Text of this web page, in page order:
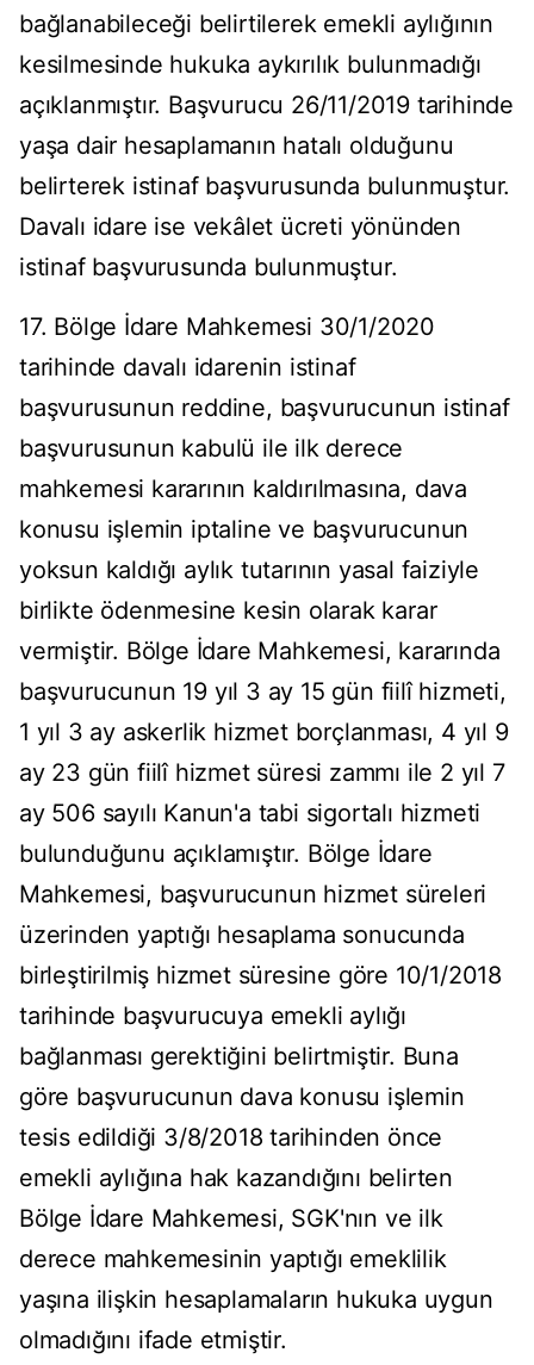
bağlanabileceği belirtilerek emekli aylığının
kesilmesinde hukuka aykırılık bulunmadığı
açıklanmıştır. Başvurucu 26/11/2019 tarihinde
yaşa dair hesaplamanın hatalı olduğunu
belirterek istinaf başvurusunda bulunmuştur.
Davalı idare ise vekâlet ücreti yönünden
istinaf başvurusunda bulunmuştur.
17. Bölge İdare Mahkemesi 30/1/2020
tarihinde davalı idarenin istinaf
başvurusunun reddine, başvurucunun istinaf
başvurusunun kabulü ile ilk derece
mahkemesi kararının kaldırılmasına, dava
konusu işlemin iptaline ve başvurucunun
yoksun kaldığı aylık tutarının yasal faiziyle
birlikte ödenmesine kesin olarak karar
vermiştir. Bölge İdare Mahkemesi, kararında
başvurucunun 19 yıl 3 ay 15 gün fiilî hizmeti,
1 yıl 3 ay askerlik hizmet borçlanması, 4 yıl 9
ay 23 gün fiilî hizmet süresi zammı ile 2 yıl 7
ay 506 sayılı Kanun'a tabi sigortalı hizmeti
bulunduğunu açıklamıştır. Bölge İdare
Mahkemesi, başvurucunun hizmet süreleri
üzerinden yaptığı hesaplama sonucunda
birleştirilmiş hizmet süresine göre 10/1/2018
tarihinde başvurucuya emekli aylığı
bağlanması gerektiğini belirtmiştir. Buna
göre başvurucunun dava konusu işlemin
tesis edildiği 3/8/2018 tarihinden önce
emekli aylığına hak kazandığını belirten
Bölge İdare Mahkemesi, SGK'nın ve ilk
derece mahkemesinin yaptığı emeklilik
yaşına ilişkin hesaplamaların hukuka uygun
olmadığını ifade etmiştir.